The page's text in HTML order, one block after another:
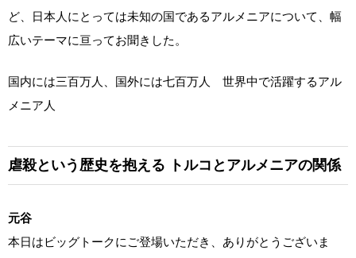
ど、日本人にとっては未知の国であるアルメニアについて、幅
広いテーマに亘ってお聞きした。
国内には三百万人、国外には七百万人 世界中で活躍するアル
メニア人
虐殺という歴史を抱える トルコとアルメニアの関係
元谷
本日はビッグトークにご登場いただき、ありがとうございま